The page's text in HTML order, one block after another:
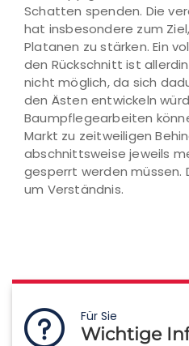
Schatten spenden. Die
hat insbesondere zum
Platanen zu stärken. Ein
den Rückschnitt ist
nicht möglich, da sich
den Ästen entwickeln
Baumpflegearbeiten
Markt zu zeitweiligen
abschnittsweise jeweils
gesperrt werden
um Verständnis.
Für Sie
Wichtige